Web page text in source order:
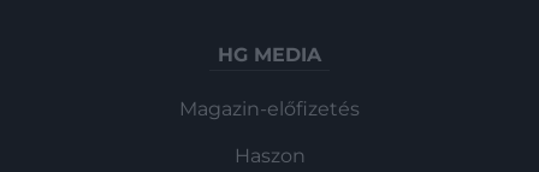
HG MEDIA
Magazin-előfizetés
Haszon